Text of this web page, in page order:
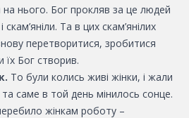
на нього. Бог прокляв за це людей
Та в цих скам’янілих
перетворитися, зробитися
Бог створив.
То були колись живі жінки, і жали
саме в той день мінилось сонце.
жінкам роботу –